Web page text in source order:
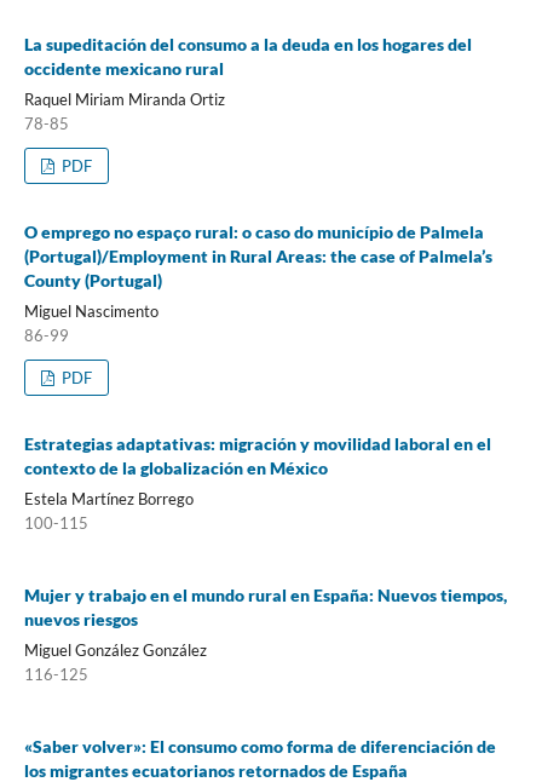
La supeditación del consumo a la deuda en los hogares del
occidente mexicano rural
Raquel Miriam Miranda Ortiz
78-85
PDF
O emprego no espaço rural: o caso do município de Palmela
(Portugal)/Employment in Rural Areas: the case of Palmela’s
County (Portugal)
Miguel Nascimento
86-99
PDF
Estrategias adaptativas: migración y movilidad laboral en el
contexto de la globalización en México
Estela Martínez Borrego
100-115
Mujer y trabajo en el mundo rural en España: Nuevos tiempos,
nuevos riesgos
Miguel González González
116-125
«Saber volver»: El consumo como forma de diferenciación de
los migrantes ecuatorianos retornados de España